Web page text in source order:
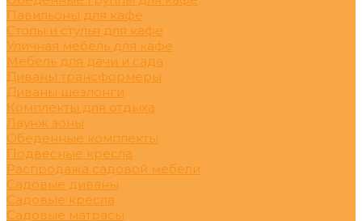
Павильоны для кафе
Столы и стулья для кафе
Уличная мебель для кафе
Мебель для дачи и сада
Диваны трансформеры
Диваны шезлонги
Комплекты для отдыха
Лаунж зоны
Обеденные комплекты
Подвесные кресла
Распродажа садовой мебели
Садовые диваны
Садовые кресла
Садовые матрасы